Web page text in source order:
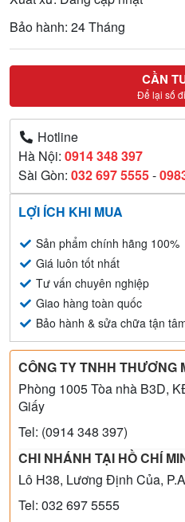
Bảo hành: 24 Tháng
CẦN
Để lại số
Hotline
Hà Nội: 0914 348 397
Sài Gòn: 032 697 5555-
LỢI ÍCH KHI MUA
Sản phẩm chính hãng 100%
Giá luôn tốt nhất
Tư vấn chuyên nghiệp
Giao hàng toàn quốc
Bảo hành & sửa chữa tận
CÔNG TY TNHH THƯƠNG
Phòng 1005 Tòa nhà B3D,
Giấy
Tel: (0914 348 397)
CHI NHÁNH TẠI HỒ CHÍ
Lô H38, Lương Định Của,
Tel: 032 697 5555